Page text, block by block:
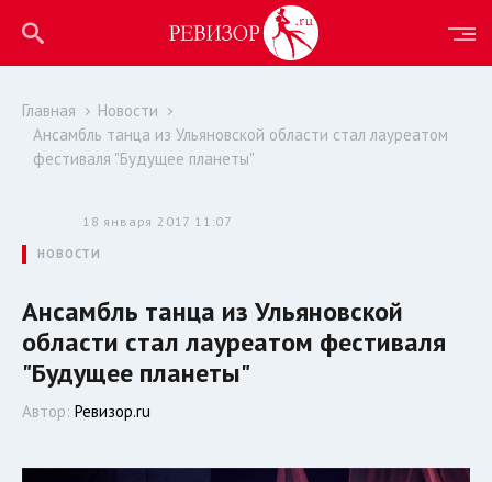
Главная
Новости
Ансамбль танца из Ульяновской области стал лауреатом
фестиваля "Будущее планеты"
18 января 2017 11:07
НОВОСТИ
Ансамбль танца из Ульяновской
области стал лауреатом фестиваля
"Будущее планеты"
Автор: Ревизор.ru